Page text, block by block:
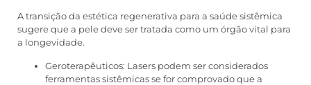
A transição da estética regenerativa para a saúde sistêmica
sugere que a pele deve ser tratada como um órgão vital para
a longevidade.
Geroterapêuticos: Lasers podem ser considerados
ferramentas sistêmicas se for comprovado que a